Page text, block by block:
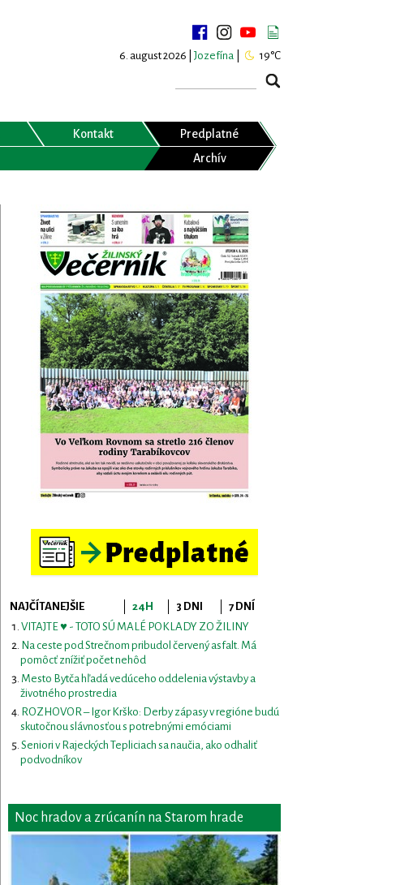
6. august 2026 | Jozefína 19°C
Kontakt
Predplatné
Archív
NAJČÍTANEJŠIE 24H 3 DNI
7 DNÍ
VITAJTE ♥ - TOTO SÚ MALÉ POKLADY ZO ŽILINY
Na ceste pod Strečnom pribudol červený asfalt. Má
pomôcť znížiť počet nehôd
Mesto Bytča hľadá vedúceho oddelenia výstavby a
životného prostredia
ROZHOVOR – Igor Krško: Derby zápasy v regióne budú
skutočnou slávnosťou s potrebnými emóciami
Seniori v Rajeckých Tepliciach sa naučia, ako odhaliť
podvodníkov
Noc hradov a zrúcanín na Starom hrade